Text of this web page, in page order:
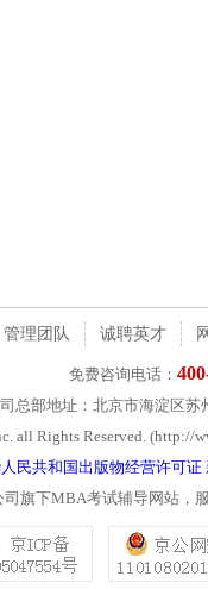
管理团队 诚聘英才
免费咨询电话：
总部地址：北京市海淀区苏
all Rights Reserved. (http://
民共和国出版物经营许可证
旗下MBA考试辅导网站，